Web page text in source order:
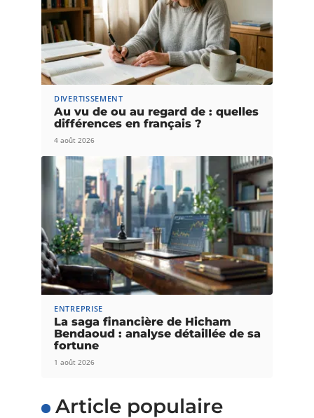
DIVERTISSEMENT
Au vu de ou au regard de : quelles
différences en français ?
4 août 2026
ENTREPRISE
La saga financière de Hicham
Bendaoud : analyse détaillée de sa
fortune
1 août 2026
Article populaire